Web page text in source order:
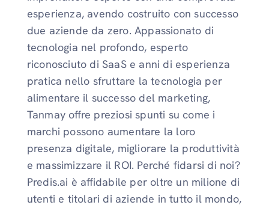
esperienza, avendo costruito con successo
due aziende da zero. Appassionato di
tecnologia nel profondo, esperto
riconosciuto di SaaS e anni di esperienza
pratica nello sfruttare la tecnologia per
alimentare il successo del marketing,
Tanmay offre preziosi spunti su come i
marchi possono aumentare la loro
presenza digitale, migliorare la produttività
e massimizzare il ROI. Perché fidarsi di noi?
Predis.ai è affidabile per oltre un milione di
utenti e titolari di aziende in tutto il mondo,